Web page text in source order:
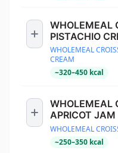
WHOLEMEAL
PISTACHIO
WHOLEMEAL
CREAM
~320–450 kcal
WHOLEMEAL
APRICOT JAM
WHOLEMEAL
~250–350 kcal